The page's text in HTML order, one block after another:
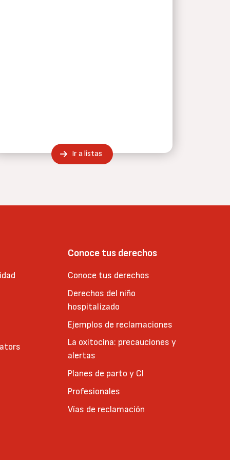
Ir a listas
Conoce tus derechos
Conoce tus derechos
Derechos del niño
hospitalizado
Ejemplos de reclamaciones
La oxitocina: precauciones y
alertas
Planes de parto y CI
Profesionales
Vías de reclamación